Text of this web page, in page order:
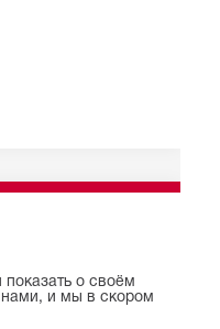
показать о своём
и мы в скором